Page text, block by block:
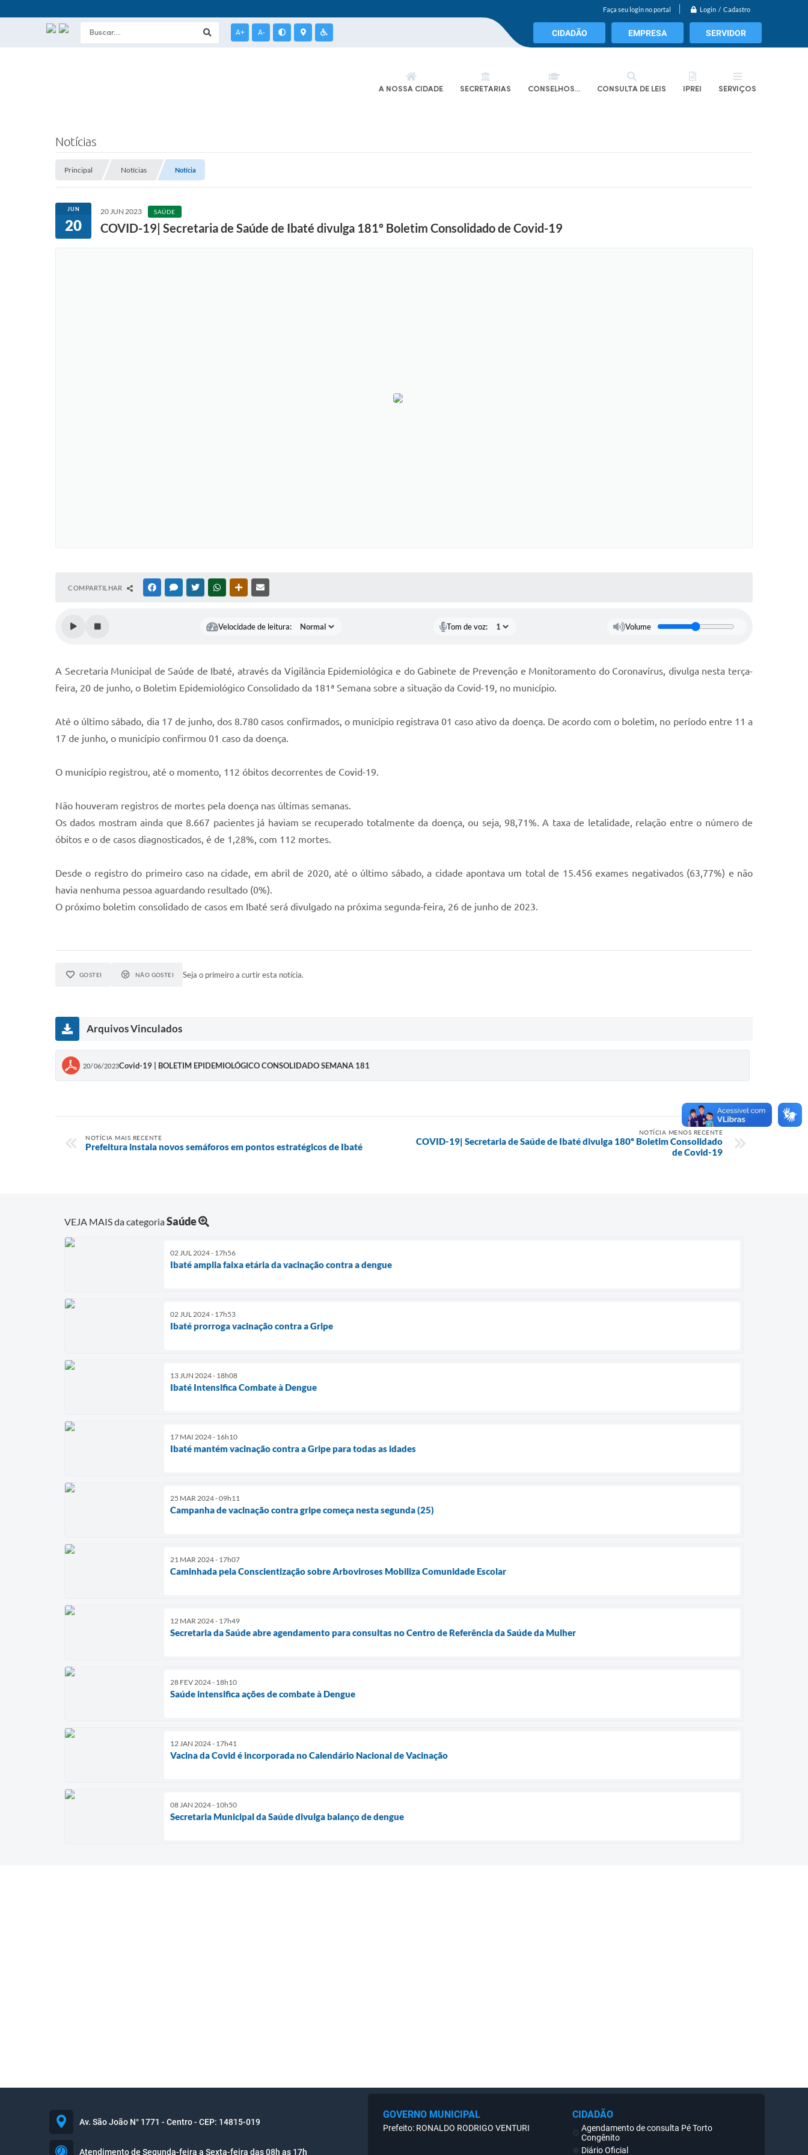
Faça seu login no portal Login / Cadastro
A+ A- CIDADÃO EMPRESA SERVIDOR
A NOSSA CIDADE SECRETARIAS CONSELHOS... CONSULTA DE LEIS IPREI SERVIÇOS
Notícias
Principal Notícias Notícia
JUN
20
20 JUN 2023 SAÚDE
COVID-19| Secretaria de Saúde de Ibaté divulga 181º Boletim Consolidado de Covid-19
COMPARTILHAR FACEBOOKMESSENGER
TWITTERWHATSAPPOUTRAS MÍDIAS
Velocidade de leitura: Tom de voz: Volume
A Secretaria Municipal de Saúde de Ibaté, através da Vigilância Epidemiológica e do Gabinete de Prevenção e Monitoramento do Coronavírus, divulga nesta terça-
feira, 20 de junho, o Boletim Epidemiológico Consolidado da 181ª Semana sobre a situação da Covid-19, no município.
Até o último sábado, dia 17 de junho, dos 8.780 casos confirmados, o município registrava 01 caso ativo da doença. De acordo com o boletim, no período entre 11 a
17 de junho, o município confirmou 01 caso da doença.
O município registrou, até o momento, 112 óbitos decorrentes de Covid-19.
Não houveram registros de mortes pela doença nas últimas semanas.
Os dados mostram ainda que 8.667 pacientes já haviam se recuperado totalmente da doença, ou seja, 98,71%. A taxa de letalidade, relação entre o número de
óbitos e o de casos diagnosticados, é de 1,28%, com 112 mortes.
Desde o registro do primeiro caso na cidade, em abril de 2020, até o último sábado, a cidade apontava um total de 15.456 exames negativados (63,77%) e não
havia nenhuma pessoa aguardando resultado (0%).
O próximo boletim consolidado de casos em Ibaté será divulgado na próxima segunda-feira, 26 de junho de 2023.
GOSTEI NÃO GOSTEI Seja o primeiro a curtir esta notícia.
Arquivos Vinculados
20/06/2023Covid-19 | BOLETIM EPIDEMIOLÓGICO CONSOLIDADO SEMANA 181
NOTÍCIA MAIS RECENTE
Prefeitura instala novos semáforos em pontos estratégicos de Ibaté
NOTÍCIA MENOS RECENTE
COVID-19| Secretaria de Saúde de Ibaté divulga 180º Boletim Consolidado
de Covid-19
VEJA MAIS da categoriaSaúde
02 JUL 2024 - 17h56
Ibaté amplia faixa etária da vacinação contra a dengue
02 JUL 2024 - 17h53
Ibaté prorroga vacinação contra a Gripe
13 JUN 2024 - 18h08
Ibaté Intensifica Combate à Dengue
17 MAI 2024 - 16h10
Ibaté mantém vacinação contra a Gripe para todas as idades
25 MAR 2024 - 09h11
Campanha de vacinação contra gripe começa nesta segunda (25)
21 MAR 2024 - 17h07
Caminhada pela Conscientização sobre Arboviroses Mobiliza Comunidade Escolar
12 MAR 2024 - 17h49
Secretaria da Saúde abre agendamento para consultas no Centro de Referência da Saúde da Mulher
28 FEV 2024 - 18h10
Saúde intensifica ações de combate à Dengue
12 JAN 2024 - 17h41
Vacina da Covid é incorporada no Calendário Nacional de Vacinação
08 JAN 2024 - 10h50
Secretaria Municipal da Saúde divulga balanço de dengue
Av. São João N° 1771 - Centro - CEP: 14815-019
Atendimento de Segunda-feira a Sexta-feira das 08h as 17h
GOVERNO MUNICIPAL
Prefeito: RONALDO RODRIGO VENTURI
CIDADÃO
Agendamento de consulta Pé Torto
Congênito
Diário Oficial